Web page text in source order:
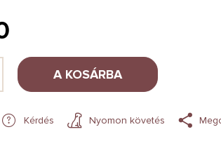
A KOSÁRBA
Kérdés Nyomon követés